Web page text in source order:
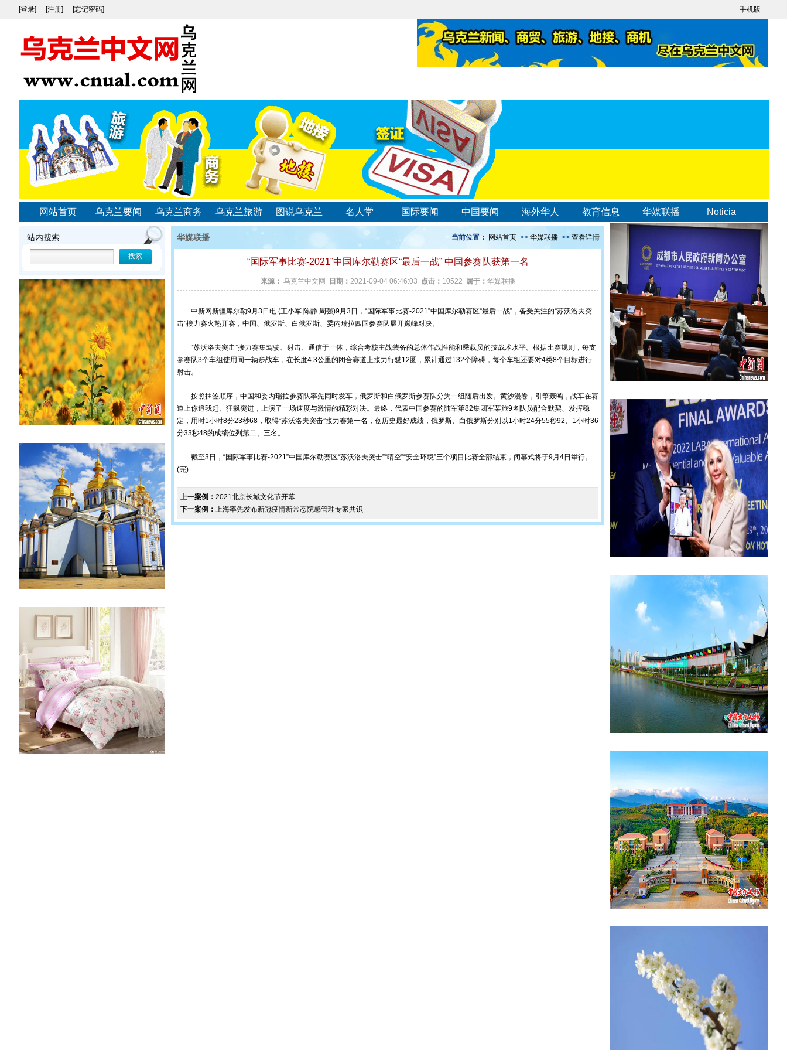
手机版
[登录] [注册] [忘记密码]
网站首页 乌克兰要闻 乌克兰商务 乌克兰旅游 图说乌克兰 名人堂 国际要闻 中国要闻 海外华人 教育信息 华媒联播 Noticia
站内搜索 当前位置： 网站首页 >> 华媒联播 >> 查看详情
华媒联播
“国际军事比赛-2021”中国库尔勒赛区“最后一战” 中国参赛队获第一名
来源： 乌克兰中文网 日期： 2021-09-04 06:46:03 点击： 10522 属于： 华媒联播
中新网新疆库尔勒9月3日电 (王小军 陈静 周强)9月3日，“国际军事比赛-2021”中国库尔勒赛区“最后一战”，备受关注的“苏沃洛夫突
击”接力赛火热开赛，中国、俄罗斯、白俄罗斯、委内瑞拉四国参赛队展开巅峰对决。
“苏沃洛夫突击”接力赛集驾驶、射击、通信于一体，综合考核主战装备的总体作战性能和乘载员的技战术水平。根据比赛规则，每支
参赛队3个车组使用同一辆步战车，在长度4.3公里的闭合赛道上接力行驶12圈，累计通过132个障碍，每个车组还要对4类8个目标进行
射击。
按照抽签顺序，中国和委内瑞拉参赛队率先同时发车，俄罗斯和白俄罗斯参赛队分为一组随后出发。黄沙漫卷，引擎轰鸣，战车在赛
道上你追我赶、狂飙突进，上演了一场速度与激情的精彩对决。最终，代表中国参赛的陆军第82集团军某旅9名队员配合默契、发挥稳
定，用时1小时8分23秒68，取得“苏沃洛夫突击”接力赛第一名，创历史最好成绩，俄罗斯、白俄罗斯分别以1小时24分55秒92、1小时36
分33秒48的成绩位列第二、三名。
截至3日，“国际军事比赛-2021”中国库尔勒赛区“苏沃洛夫突击”“晴空”“安全环境”三个项目比赛全部结束，闭幕式将于9月4日举行。
(完)
上一案例： 2021北京长城文化节开幕
下一案例： 上海率先发布新冠疫情新常态院感管理专家共识